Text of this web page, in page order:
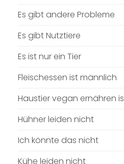
Es gibt andere Probleme
Es gibt Nutztiere
Es ist nur ein Tier
Fleischessen ist männlich
Haustier vegan ernähren
Hühner leiden nicht
Ich könnte das nicht
Kühe leiden nicht